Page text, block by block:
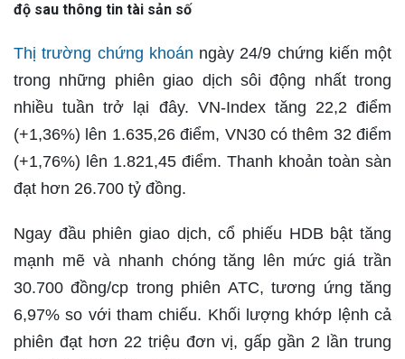
độ sau thông tin tài sản số
Thị trường chứng khoán ngày 24/9 chứng kiến một
trong những phiên giao dịch sôi động nhất trong
nhiều tuần trở lại đây. VN-Index tăng 22,2 điểm
(+1,36%) lên 1.635,26 điểm, VN30 có thêm 32 điểm
(+1,76%) lên 1.821,45 điểm. Thanh khoản toàn sàn
đạt hơn 26.700 tỷ đồng.
Ngay đầu phiên giao dịch, cổ phiếu HDB bật tăng
mạnh mẽ và nhanh chóng tăng lên mức giá trần
30.700 đồng/cp trong phiên ATC, tương ứng tăng
6,97% so với tham chiếu. Khối lượng khớp lệnh cả
phiên đạt hơn 22 triệu đơn vị, gấp gần 2 lần trung